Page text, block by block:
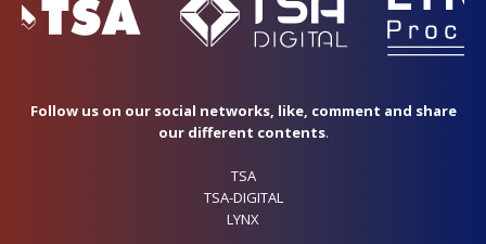
Follow us on our social networks, like, comment and share
our different contents.
TSA
TSA-DIGITAL
LYNX